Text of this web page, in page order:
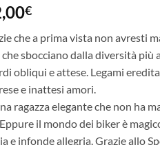
€Fascia
prezzo:
da
6,49€
a
12,00€
che a prima vista non avresti
che sbocciano dalla diversità più
obliqui e attese. Legami
e inattesi amori.
ragazza elegante che non ha
il mondo dei biker è
e infonde allegria. Grazie allo